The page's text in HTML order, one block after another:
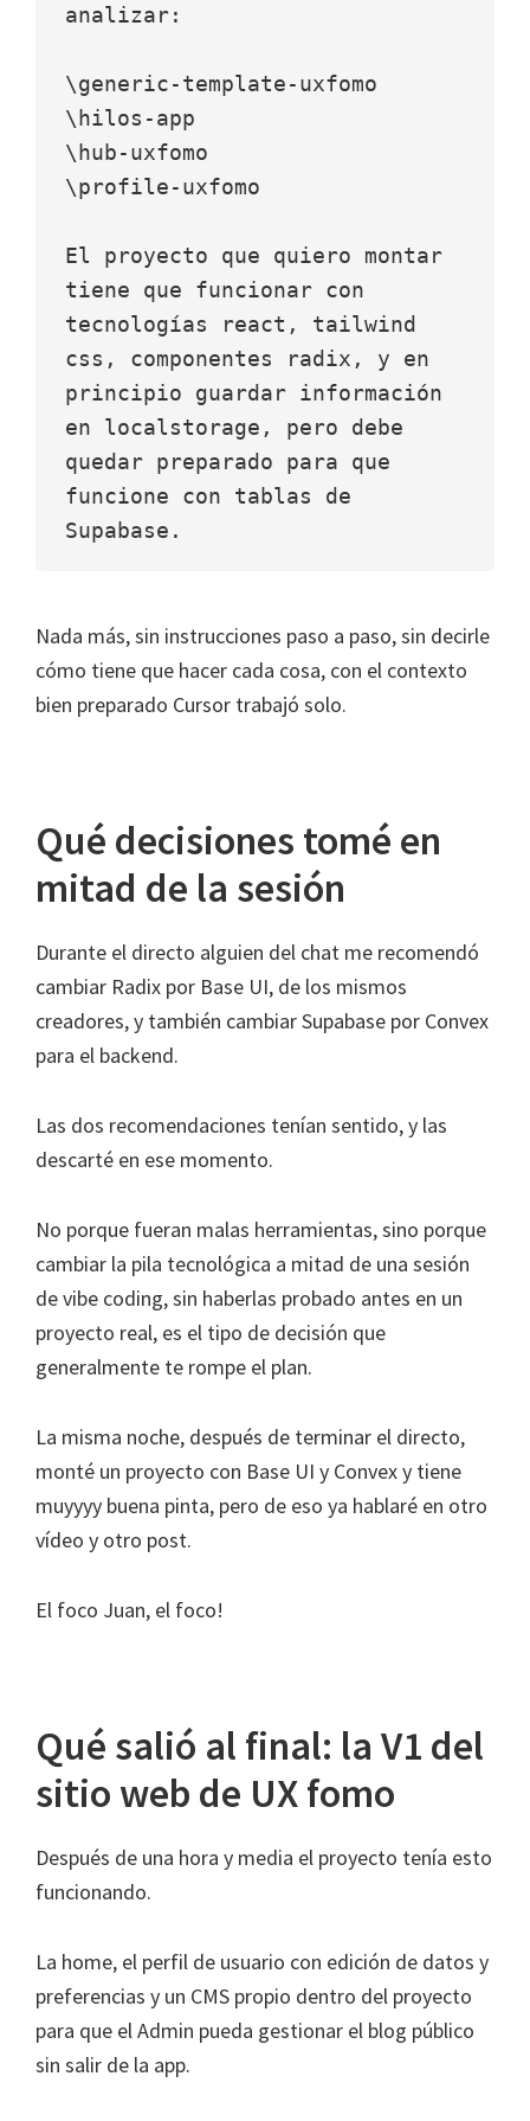
analizar:
\generic-template-uxfomo
\hilos-app
\hub-uxfomo
\profile-uxfomo
El proyecto que quiero montar
tiene que funcionar con
tecnologías react, tailwind
css, componentes radix, y en
principio guardar información
en localstorage, pero debe
quedar preparado para que
funcione con tablas de
Supabase.
Nada más, sin instrucciones paso a paso, sin decirle
cómo tiene que hacer cada cosa, con el contexto
bien preparado Cursor trabajó solo.
Qué decisiones tomé en
mitad de la sesión
Durante el directo alguien del chat me recomendó
cambiar Radix por Base UI, de los mismos
creadores, y también cambiar Supabase por Convex
para el backend.
Las dos recomendaciones tenían sentido, y las
descarté en ese momento.
No porque fueran malas herramientas, sino porque
cambiar la pila tecnológica a mitad de una sesión
de vibe coding, sin haberlas probado antes en un
proyecto real, es el tipo de decisión que
generalmente te rompe el plan.
La misma noche, después de terminar el directo,
monté un proyecto con Base UI y Convex y tiene
muyyyy buena pinta, pero de eso ya hablaré en otro
vídeo y otro post.
El foco Juan, el foco!
Qué salió al final: la V1 del
sitio web de UX fomo
Después de una hora y media el proyecto tenía esto
funcionando.
La home, el perfil de usuario con edición de datos y
preferencias y un CMS propio dentro del proyecto
para que el Admin pueda gestionar el blog público
sin salir de la app.